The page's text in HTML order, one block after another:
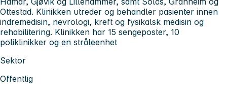
Ottestad. Klinikken utreder og behandler pasienter innen
indremedisin, nevrologi, kreft og fysikalsk medisin og
rehabilitering. Klinikken har 15 sengeposter, 10
poliklinikker og en stråleenhet
Sektor
Offentlig